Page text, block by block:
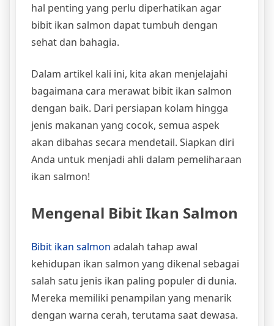
hal penting yang perlu diperhatikan agar
bibit ikan salmon dapat tumbuh dengan
sehat dan bahagia.
Dalam artikel kali ini, kita akan menjelajahi
bagaimana cara merawat bibit ikan salmon
dengan baik. Dari persiapan kolam hingga
jenis makanan yang cocok, semua aspek
akan dibahas secara mendetail. Siapkan diri
Anda untuk menjadi ahli dalam pemeliharaan
ikan salmon!
Mengenal Bibit Ikan Salmon
Bibit ikan salmon adalah tahap awal
kehidupan ikan salmon yang dikenal sebagai
salah satu jenis ikan paling populer di dunia.
Mereka memiliki penampilan yang menarik
dengan warna cerah, terutama saat dewasa.